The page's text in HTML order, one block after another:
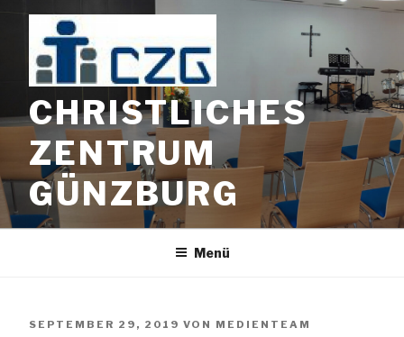
springen
CHRISTLICHES
ZENTRUM
GÜNZBURG
Menü
VERÖFFENTLICHT
SEPTEMBER 29, 2019 VON MEDIENTEAM